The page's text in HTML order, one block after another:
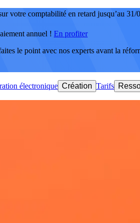
votre comptabilité en retard jusqu’au 31/
annuel ! En profiter
le point avec nos experts avant la
électronique Création Tarifs